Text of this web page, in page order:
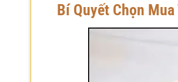
Bí Quyết Chọn